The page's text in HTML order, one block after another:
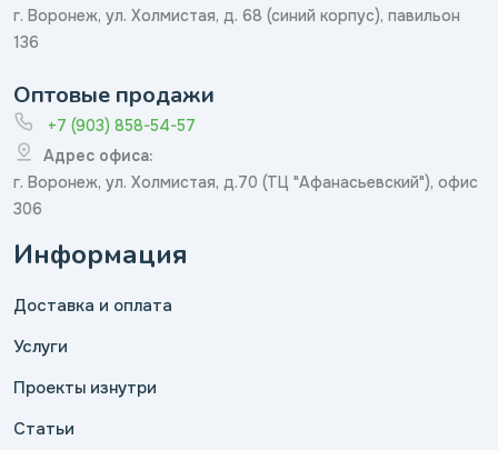
г. Воронеж, ул. Холмистая, д. 68 (синий корпус), павильон
136
Оптовые продажи
+7 (903) 858-54-57
Адрес офиса:
г. Воронеж, ул. Холмистая, д.70 (ТЦ "Афанасьевский"), офис
306
Информация
Доставка и оплата
Услуги
Проекты изнутри
Статьи